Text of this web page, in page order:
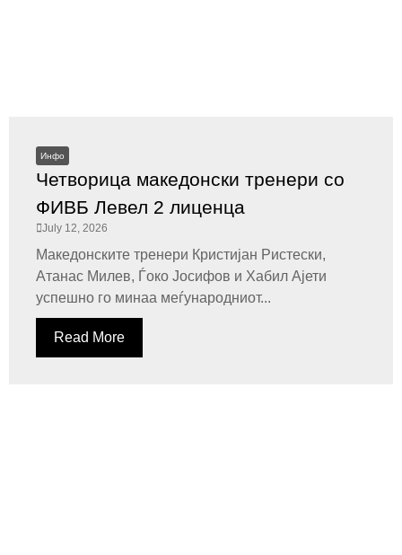
Инфо
Четворица македонски тренери со
ФИВБ Левел 2 лиценца
July 12, 2026
Македонските тренери Кристијан Ристески,
Атанас Милев, Ѓоко Јосифов и Хабил Ајети
успешно го минаа меѓународниот...
Read More